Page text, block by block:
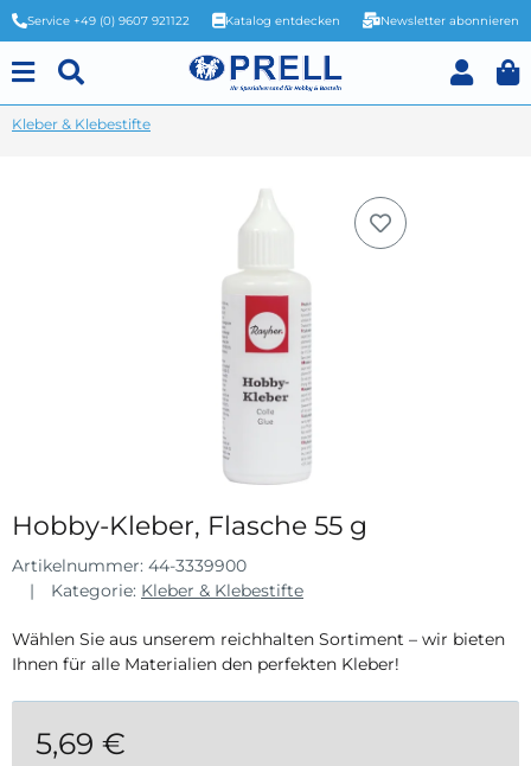
Service +49 (0) 9607 921122 Katalog entdecken Newsletter abonnieren
Kleber & Klebestifte
Hobby-Kleber, Flasche 55 g
Artikelnummer: 44-3339900
Kategorie: Kleber & Klebestifte
Wählen Sie aus unserem reichhalten Sortiment – wir bieten
Ihnen für alle Materialien den perfekten Kleber!
5,69 €